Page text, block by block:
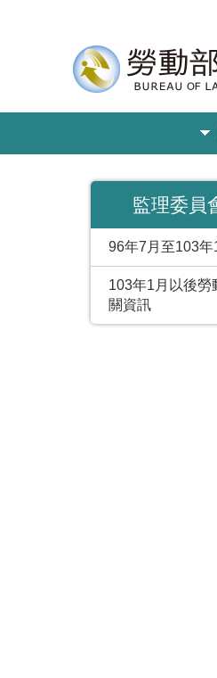
監理委員
96年7月至103
103年1月以後勞
關資訊